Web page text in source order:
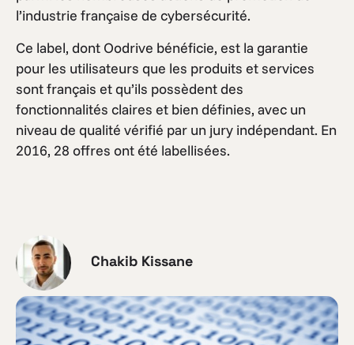
l’industrie française de cybersécurité.
Ce label, dont Oodrive bénéficie, est la garantie
pour les utilisateurs que les produits et services
sont français et qu’ils possèdent des
fonctionnalités claires et bien définies, avec un
niveau de qualité vérifié par un jury indépendant. En
2016, 28 offres ont été labellisées.
Chakib Kissane